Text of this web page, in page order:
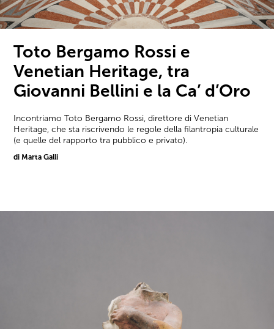
Toto Bergamo Rossi e
Venetian Heritage, tra
Giovanni Bellini e la Ca’ d’Oro
Incontriamo Toto Bergamo Rossi, direttore di Venetian
Heritage, che sta riscrivendo le regole della filantropia culturale
(e quelle del rapporto tra pubblico e privato).
di Marta Galli